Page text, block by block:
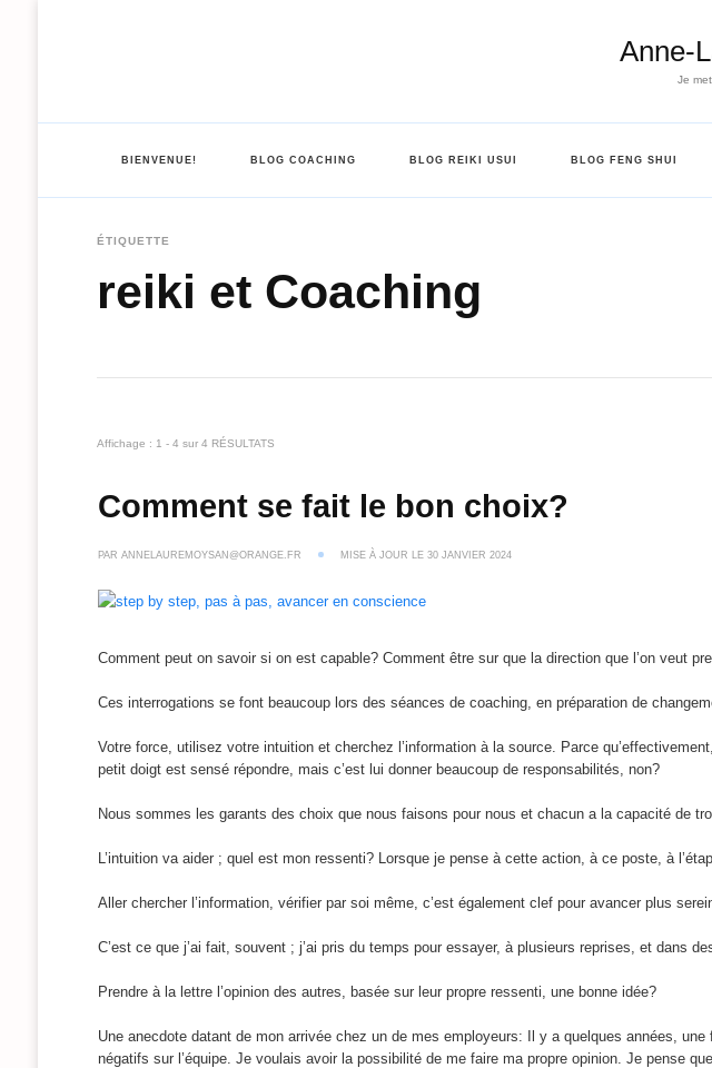
Anne-
Je
BIENVENUE! BLOG COACHING BLOG REIKI USUI BLOG FENG SHUI
ÉTIQUETTE
reiki et Coaching
Affichage : 1 - 4 sur 4 RÉSULTATS
Comment se fait le bon choix?
PAR ANNELAUREMOYSAN@ORANGE.FR MISE À JOUR LE 30 JANVIER 2024
Comment peut on savoir si on est capable? Comment être sur que la direction que l’on veut
Ces interrogations se font beaucoup lors des séances de coaching, en préparation de
Votre force, utilisez votre intuition et cherchez l’information à la source. Parce
petit doigt est sensé répondre, mais c’est lui donner beaucoup de responsabilités, non?
Nous sommes les garants des choix que nous faisons pour nous et chacun a la capacité de
L’intuition va aider ; quel est mon ressenti? Lorsque je pense à cette action, à ce poste, à
Aller chercher l’information, vérifier par soi même, c’est également clef pour avancer plus
C’est ce que j’ai fait, souvent ; j’ai pris du temps pour essayer, à plusieurs reprises, et dans
Prendre à la lettre l’opinion des autres, basée sur leur propre ressenti, une bonne idée?
Une anecdote datant de mon arrivée chez un de mes employeurs: Il y a quelques années,
négatifs sur l’équipe. Je voulais avoir la possibilité de me faire ma propre opinion. Je pense